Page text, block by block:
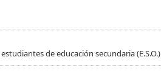
de educación secundaria (E.S.O.)